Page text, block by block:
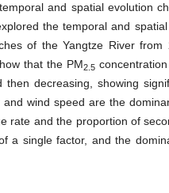
and spatial evolution
the temporal and
of the Yangtze River
that the PM2.5
decreasing, showing
wind speed are the
rate and the proportion of
a single factor, and the